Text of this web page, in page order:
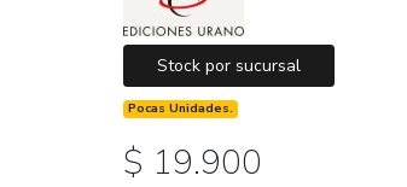
Stock por sucursal
Pocas Unidades.
$ 19.900